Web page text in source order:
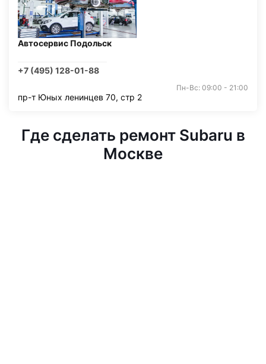
Автосервис Подольск
+7 (495) 128-01-88
Пн-Вс: 09:00 - 21:00
пр-т Юных ленинцев 70, стр 2
Где сделать ремонт Subaru в
Москве